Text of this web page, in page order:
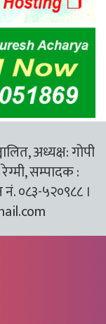
अध्यक्ष: गोपी
सम्पादक :
नं. ०८३-५२०९८८ ।